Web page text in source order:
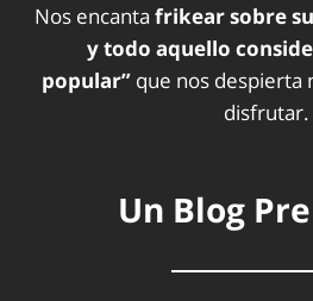
Nos encanta frikear sobre
y todo aquello
popular” que nos despierta
disfrutar.
Un Blog